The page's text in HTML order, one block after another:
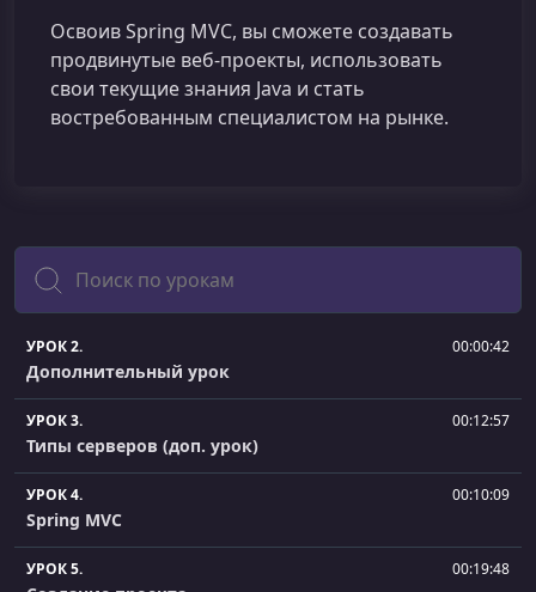
Освоив Spring MVC, вы сможете создавать
продвинутые веб‑проекты, использовать
свои текущие знания Java и стать
востребованным специалистом на рынке.
Поиск
УРОК 2. 00:00:42
Дополнительный урок
УРОК 3. 00:12:57
Типы серверов (доп. урок)
УРОК 4. 00:10:09
Spring MVC
УРОК 5. 00:19:48